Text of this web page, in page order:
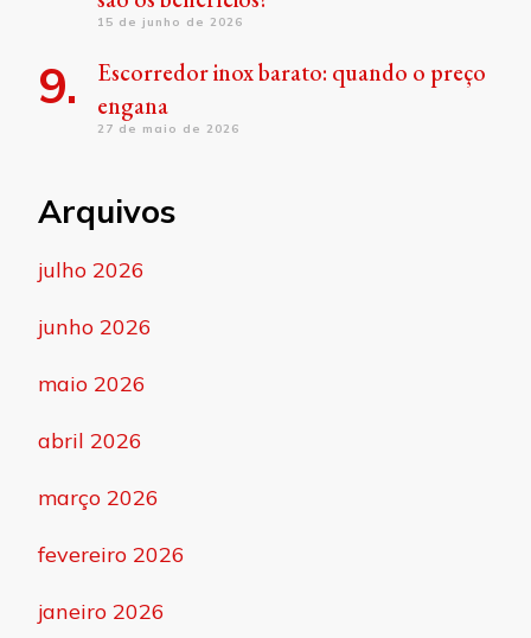
15 de junho de 2026
Escorredor inox barato: quando o preço
engana
27 de maio de 2026
Arquivos
julho 2026
junho 2026
maio 2026
abril 2026
março 2026
fevereiro 2026
janeiro 2026